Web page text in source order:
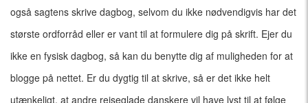
også sagtens skrive dagbog, selvom du ikke nødvendigvis har det
største ordforråd eller er vant til at formulere dig på skrift. Ejer du
ikke en fysisk dagbog, så kan du benytte dig af muligheden for at
blogge på nettet. Er du dygtig til at skrive, så er det ikke helt
utænkeligt, at andre rejseglade danskere vil have lyst til at følge